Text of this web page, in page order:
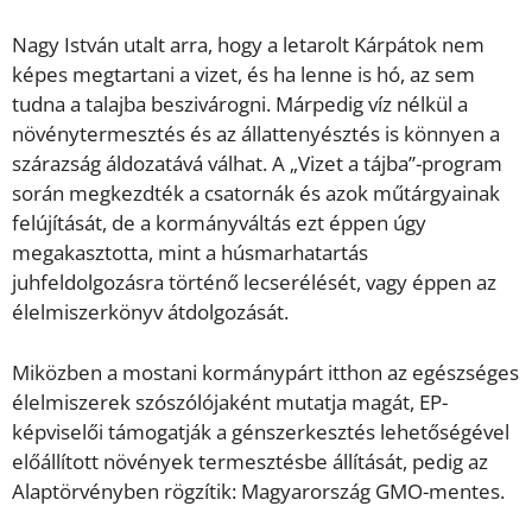
Nagy István utalt arra, hogy a letarolt Kárpátok nem
képes megtartani a vizet, és ha lenne is hó, az sem
tudna a talajba beszivárogni. Márpedig víz nélkül a
növénytermesztés és az állattenyésztés is könnyen a
szárazság áldozatává válhat. A „Vizet a tájba”-program
során megkezdték a csatornák és azok műtárgyainak
felújítását, de a kormányváltás ezt éppen úgy
megakasztotta, mint a húsmarhatartás
juhfeldolgozásra történő lecserélését, vagy éppen az
élelmiszerkönyv átdolgozását.
Miközben a mostani kormánypárt itthon az egészséges
élelmiszerek szószólójaként mutatja magát, EP-
képviselői támogatják a génszerkesztés lehetőségével
előállított növények termesztésbe állítását, pedig az
Alaptörvényben rögzítik: Magyarország GMO-mentes.